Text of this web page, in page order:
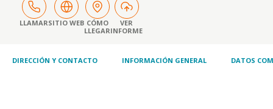
LLAMARSITIO WEB CÓMO
LLEGAR
VER
INFORME
DIRECCIÓN Y CONTACTO INFORMACIÓN GENERAL DATOS